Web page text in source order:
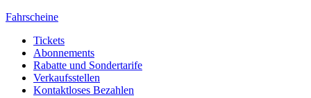
Fahrscheine
Tickets
Abonnements
Rabatte und Sondertarife
Verkaufsstellen
Kontaktloses Bezahlen